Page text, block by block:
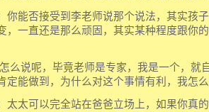
能否接受到李老师说那个说法，其实孩子
，一直还是那么顽固，其实某种程度跟你
说呢，毕竟老师是专家，我是一个，就
定能做到，为什么对这个事情有利，我怎
太可以完全站在爸爸立场上，如果你真的